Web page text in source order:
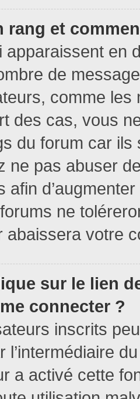
rang et
apparaissent en
de
comme
des cas, vous
du forum car ils
ne pas abuser
afin
ne
abaissera votre
sur le lien
connecter ?
inscrits
l’intermédiaire
a activé cette